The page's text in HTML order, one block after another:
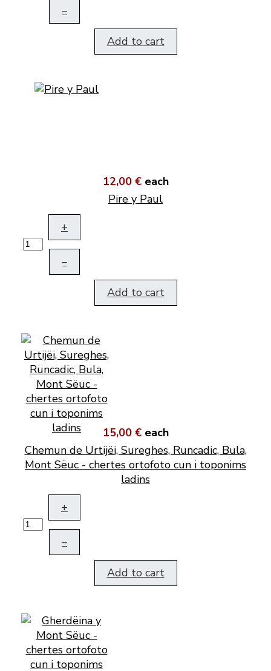
–
Add to cart
12,00 € each
Pire y Paul
+
–
Add to cart
15,00 € each
Chemun de Urtijëi, Sureghes, Runcadic, Bula,
Mont Sëuc - chertes ortofoto cun i toponims
ladins
+
–
Add to cart